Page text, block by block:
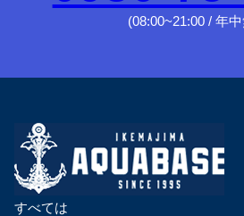
(08:00~21:00 / 年
すべては